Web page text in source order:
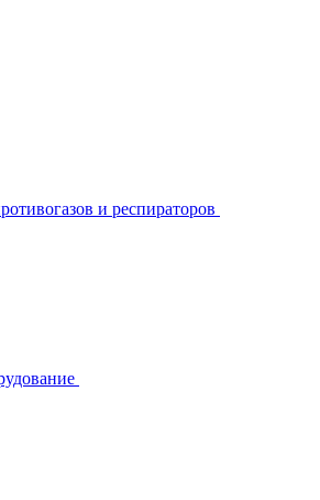
и респираторов